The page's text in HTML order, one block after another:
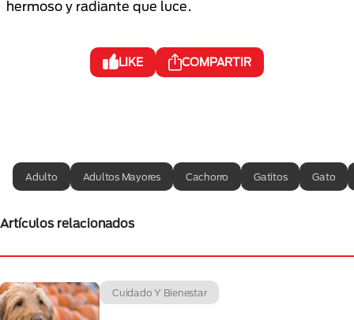
hermoso y radiante que luce.
LIKE COMPARTIR
Adulto Adultos Mayores Cachorro Gatitos Gato
Artículos relacionados
Cuidado Y Bienestar